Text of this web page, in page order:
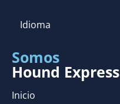
Idioma
Somos
Hound Express
Inicio